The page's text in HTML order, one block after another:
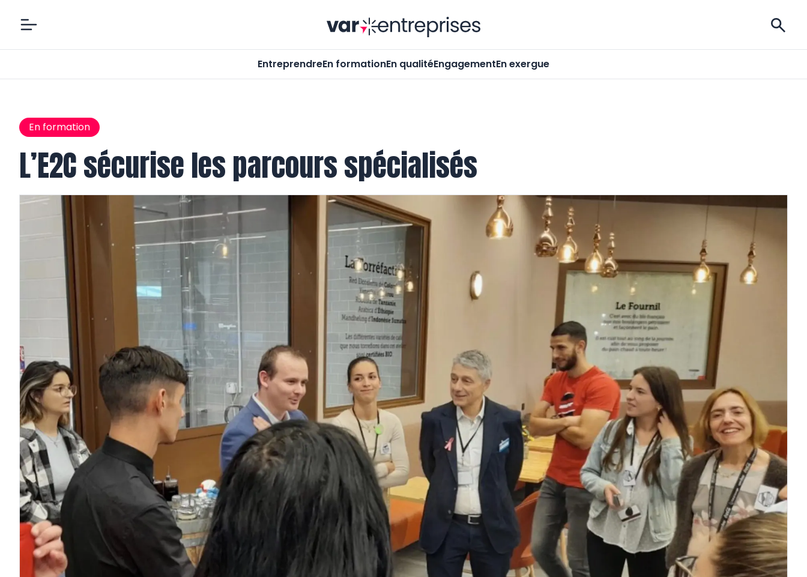
Var-Entreprises
EntreprendreEn formationEn qualitéEngagementEn exergue
En formation
L’E2C sécurise les parcours spécialisés